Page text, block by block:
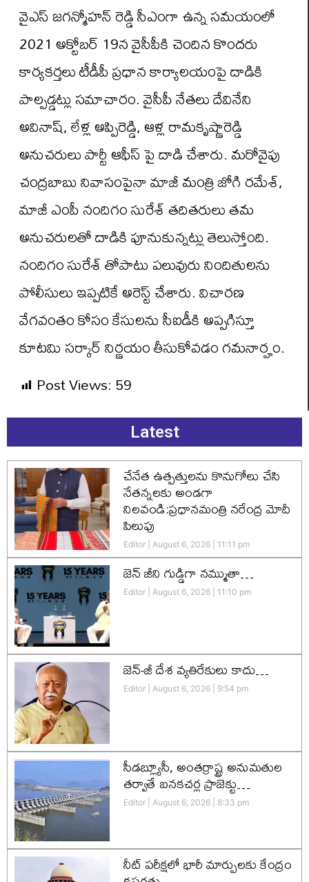
వైఎస్ జగన్మోహన్ రెడ్డి సీఎంగా ఉన్న సమయంలో
2021 అక్టోబర్‌ 19న వైసీపీకి చెందిన కొందరు
కార్యకర్తలు టీడీపీ ప్రధాన కార్యాలయంపై దాడికి
పాల్పడ్డట్లు సమాచారం. వైసీపీ నేతలు దేవినేని
అవినాష్‌, లేళ్ల అప్పిరెడ్డి, ఆళ్ల రామకృష్ణారెడ్డి
అనుచరులు పార్టీ ఆఫీస్ పై దాడి చేశారు. మరోవైపు
చంద్రబాబు నివాసంపైనా మాజీ మంత్రి జోగి రమేశ్‌,
మాజీ ఎంపీ నందిగం సురేశ్‌ తదితరులు తమ
అనుచరులతో దాడికి పూనుకున్నట్లు తెలుస్తోంది.
నందిగం సురేశ్‌ తోపాటు పలువురు నిందితులను
పోలీసులు ఇప్పటికే అరెస్ట్‌ చేశారు. విచారణ
వేగవంతం కోసం కేసులను సీఐడీకి అప్పగిస్తూ
కూటమి సర్కార్ నిర్ణయం తీసుకోవడం గమనార్హం.
Post Views:59
Latest
చేనేత ఉత్పత్తులను కొనుగోలు చేసి
నేతన్నలకు అండగా
నిలవండి:ప్రధానమంత్రి నరేంద్ర మోదీ
పిలుపు
Editor August 6, 2026 11:11 pm
జెన్‌ జీని గుడ్డిగా నమ్ముతా…
Editor August 6, 2026 11:10 pm
జెన్-జీ దేశ వ్యతిరేకులు కాదు…
Editor August 6, 2026 9:54 pm
సీడబ్ల్యూసీ, అంతర్రాష్ట్ర అనుమతుల
తర్వాతే బనకచర్ల ప్రాజెక్టు…
Editor August 6, 2026 8:33 pm
నీట్ పరీక్షలో భారీ మార్పులకు కేంద్రం